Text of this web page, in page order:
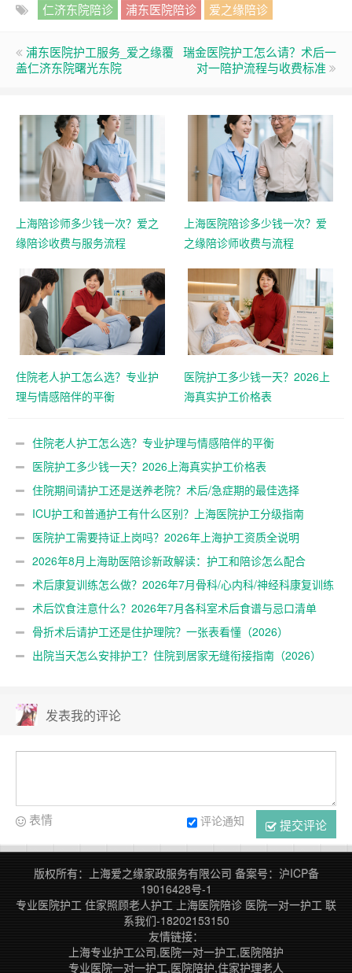
仁济东院陪诊 浦东医院陪诊 爱之缘陪诊
浦东医院护工服务_爱之缘覆
盖仁济东院曙光东院
瑞金医院护工怎么请？术后一
对一陪护流程与收费标准
上海陪诊师多少钱一次？爱之
缘陪诊收费与服务流程
上海医院陪诊多少钱一次？爱
之缘陪诊师收费与流程
住院老人护工怎么选？专业护
理与情感陪伴的平衡
医院护工多少钱一天？2026上
海真实护工价格表
住院老人护工怎么选？专业护理与情感陪伴的平衡
医院护工多少钱一天？2026上海真实护工价格表
住院期间请护工还是送养老院？术后/急症期的最佳选择
ICU护工和普通护工有什么区别？上海医院护工分级指南
医院护工需要持证上岗吗？2026年上海护工资质全说明
2026年8月上海助医陪诊新政解读：护工和陪诊怎么配合
术后康复训练怎么做？2026年7月骨科/心内科/神经科康复训练
指南术后饮食注意什么？2026年7月各科室术后食谱与忌口清单
骨折术后请护工还是住护理院？一张表看懂（2026）
出院当天怎么安排护工？住院到居家无缝衔接指南（2026）
发表我的评论
提交评论
评论通知
表情
版权所有：上海爱之缘家政服务有限公司 备案号： 沪ICP备
19016428号-1
专业医院护工 住家照顾老人护工 上海医院陪诊 医院一对一护工 联
系我们-18202153150
友情链接：
上海专业护工公司,医院一对一护工,医院陪护
专业医院一对一护工,医院陪护,住家护理老人